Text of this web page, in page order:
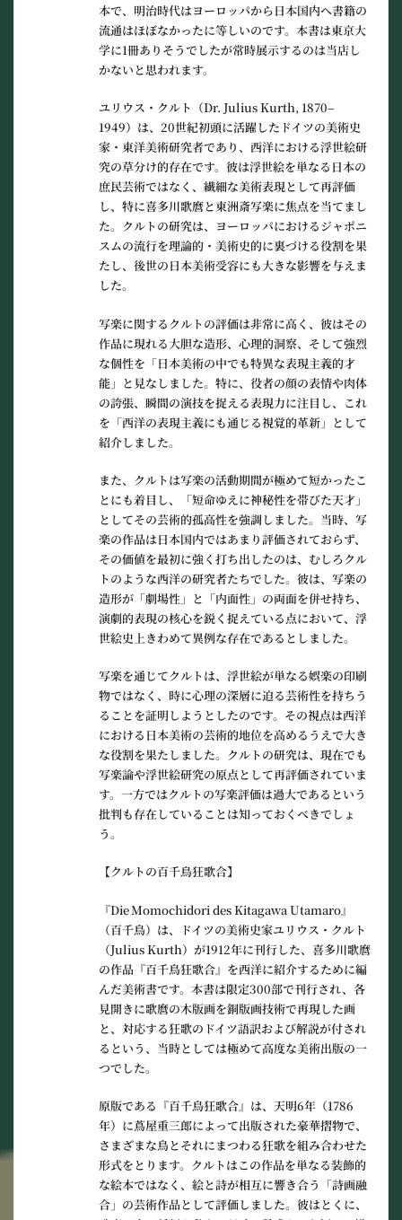
本で、明治時代はヨーロッパから日本国内へ書籍の
流通はほぼなかったに等しいのです。本書は東京大
学に1冊ありそうでしたが常時展示するのは当店し
かないと思われます。
ユリウス・クルト（Dr. Julius Kurth, 1870–
1949）は、20世紀初頭に活躍したドイツの美術史
家・東洋美術研究者であり、西洋における浮世絵研
究の草分け的存在です。彼は浮世絵を単なる日本の
庶民芸術ではなく、繊細な美術表現として再評価
し、特に喜多川歌麿と東洲斎写楽に焦点を当てまし
た。クルトの研究は、ヨーロッパにおけるジャポニ
スムの流行を理論的・美術史的に裏づける役割を果
たし、後世の日本美術受容にも大きな影響を与えま
した。
写楽に関するクルトの評価は非常に高く、彼はその
作品に現れる大胆な造形、心理的洞察、そして強烈
な個性を「日本美術の中でも特異な表現主義的才
能」と見なしました。特に、役者の顔の表情や肉体
の誇張、瞬間の演技を捉える表現力に注目し、これ
を「西洋の表現主義にも通じる視覚的革新」として
紹介しました。
また、クルトは写楽の活動期間が極めて短かったこ
とにも着目し、「短命ゆえに神秘性を帯びた天才」
としてその芸術的孤高性を強調しました。当時、写
楽の作品は日本国内ではあまり評価されておらず、
その価値を最初に強く打ち出したのは、むしろクル
トのような西洋の研究者たちでした。彼は、写楽の
造形が「劇場性」と「内面性」の両面を併せ持ち、
演劇的表現の核心を鋭く捉えている点において、浮
世絵史上きわめて異例な存在であるとしました。
写楽を通じてクルトは、浮世絵が単なる娯楽の印刷
物ではなく、時に心理の深層に迫る芸術性を持ちう
ることを証明しようとしたのです。その視点は西洋
における日本美術の芸術的地位を高めるうえで大き
な役割を果たしました。クルトの研究は、現在でも
写楽論や浮世絵研究の原点として再評価されていま
す。一方ではクルトの写楽評価は過大であるという
批判も存在していることは知っておくべきでしょ
う。
【クルトの百千鳥狂歌合】
『Die Momochidori des Kitagawa Utamaro』
（百千鳥）は、ドイツの美術史家ユリウス・クルト
（Julius Kurth）が1912年に刊行した、喜多川歌麿
の作品『百千鳥狂歌合』を西洋に紹介するために編
んだ美術書です。本書は限定300部で刊行され、各
見開きに歌麿の木版画を銅版画技術で再現した画
と、対応する狂歌のドイツ語訳および解説が付され
るという、当時としては極めて高度な美術出版の一
つでした。
原版である『百千鳥狂歌合』は、天明6年（1786
年）に蔦屋重三郎によって出版された豪華摺物で、
さまざまな鳥とそれにまつわる狂歌を組み合わせた
形式をとります。クルトはこの作品を単なる装飾的
な絵本ではなく、絵と詩が相互に響き合う「詩画融
合」の芸術作品として評価しました。彼はとくに、